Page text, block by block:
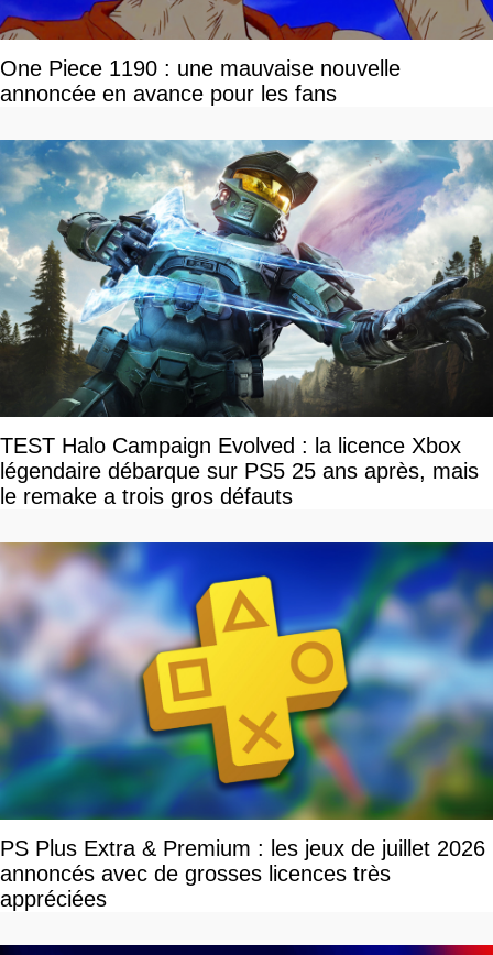
One Piece 1190 : une mauvaise nouvelle
annoncée en avance pour les fans
TEST Halo Campaign Evolved : la licence Xbox
légendaire débarque sur PS5 25 ans après, mais
le remake a trois gros défauts
PS Plus Extra & Premium : les jeux de juillet 2026
annoncés avec de grosses licences très
appréciées